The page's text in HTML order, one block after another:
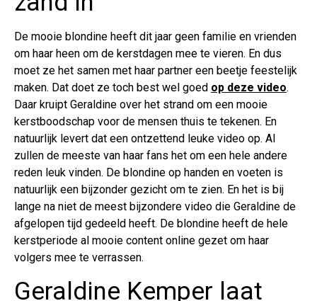
De mooie blondine heeft dit jaar geen familie en vrienden
om haar heen om de kerstdagen mee te vieren. En dus
moet ze het samen met haar partner een beetje feestelijk
maken. Dat doet ze toch best wel goed op deze video.
Daar kruipt Geraldine over het strand om een mooie
kerstboodschap voor de mensen thuis te tekenen. En
natuurlijk levert dat een ontzettend leuke video op. Al
zullen de meeste van haar fans het om een hele andere
reden leuk vinden. De blondine op handen en voeten is
natuurlijk een bijzonder gezicht om te zien. En het is bij
lange na niet de meest bijzondere video die Geraldine de
afgelopen tijd gedeeld heeft. De blondine heeft de hele
kerstperiode al mooie content online gezet om haar
volgers mee te verrassen.
Geraldine Kemper laat